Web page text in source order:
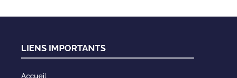
LIENS IMPORTANTS
Accueil